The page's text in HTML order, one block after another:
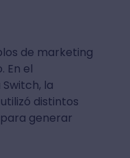
de marketing
En el
la
distintos
generar